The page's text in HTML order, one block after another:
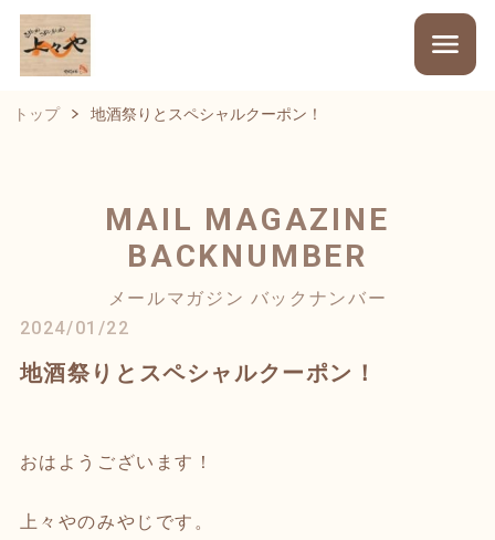
トップ 地酒祭りとスペシャルクーポン！
MAIL MAGAZINE
BACKNUMBER
メールマガジン バックナンバー
2024/01/22
地酒祭りとスペシャルクーポン！
おはようございます！
上々やのみやじです。